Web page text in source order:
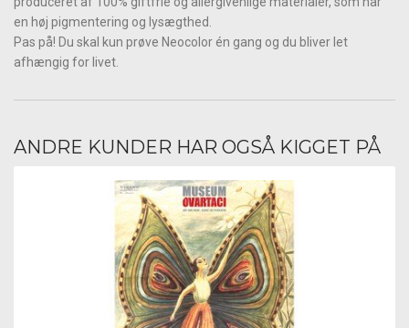
en høj pigmentering og lysægthed.
Pas på! Du skal kun prøve Neocolor én gang og du bliver let
afhængig for livet.
ANDRE KUNDER HAR OGSÅ KIGGET PÅ